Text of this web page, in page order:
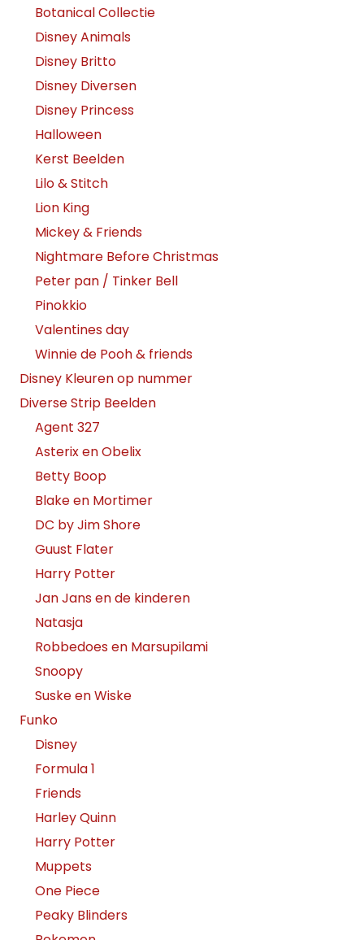
Botanical Collectie
Disney Animals
Disney Britto
Disney Diversen
Disney Princess
Halloween
Kerst Beelden
Lilo & Stitch
Lion King
Mickey & Friends
Nightmare Before Christmas
Peter pan / Tinker Bell
Pinokkio
Valentines day
Winnie de Pooh & friends
Disney Kleuren op nummer
Diverse Strip Beelden
Agent 327
Asterix en Obelix
Betty Boop
Blake en Mortimer
DC by Jim Shore
Guust Flater
Harry Potter
Jan Jans en de kinderen
Natasja
Robbedoes en Marsupilami
Snoopy
Suske en Wiske
Funko
Disney
Formula 1
Friends
Harley Quinn
Harry Potter
Muppets
One Piece
Peaky Blinders